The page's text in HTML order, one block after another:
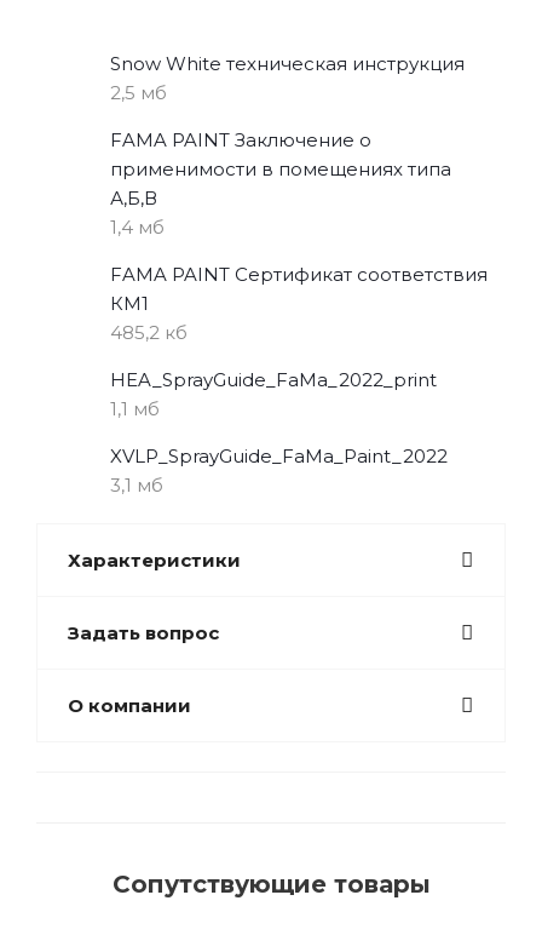
Snow White техническая инструкция
2,5 мб
FAMA PAINT Заключение о
применимости в помещениях типа
А,Б,В
1,4 мб
FAMA PAINT Сертификат соответствия
КМ1
485,2 кб
HEA_SprayGuide_FaMa_2022_print
1,1 мб
XVLP_SprayGuide_FaMa_Paint_2022
3,1 мб
Характеристики
Задать вопрос
О компании
Сопутствующие товары